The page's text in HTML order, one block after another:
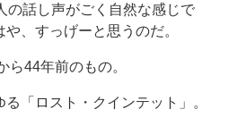
の話し声がごく自然な感じで
、すっげーと思うのだ。
ら44年前のもの。
「ロスト・クインテット」。